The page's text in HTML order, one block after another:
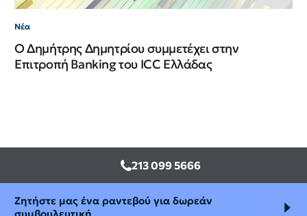
Νέα
Ο Δημήτρης Δημητρίου συμμετέχει στην
Επιτροπή Banking του ICC Ελλάδας
213 099 5666
Ζητήστε μας ένα ραντεβού για δωρεάν